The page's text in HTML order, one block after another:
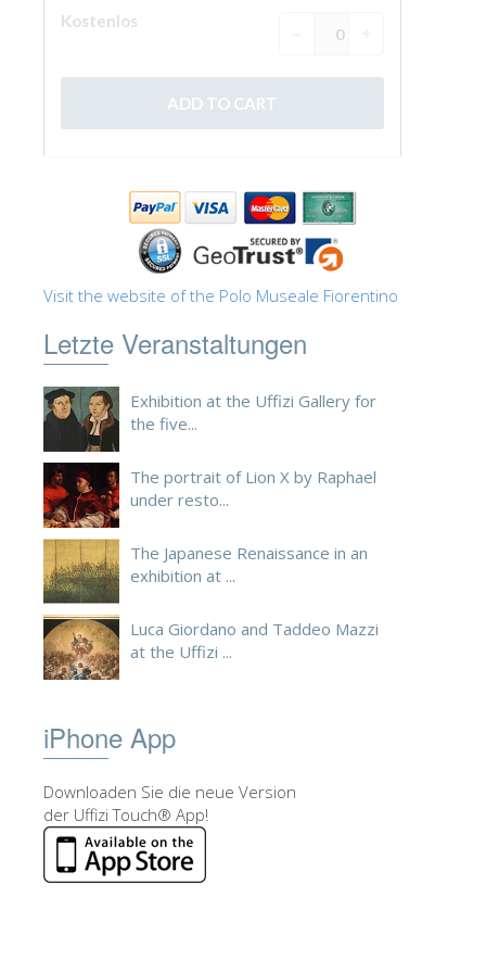
Visit the website of the Polo Museale Fiorentino
Letzte Veranstaltungen
Exhibition at the Uffizi Gallery for
the five...
The portrait of Lion X by Raphael
under resto...
The Japanese Renaissance in an
exhibition at ...
Luca Giordano and Taddeo Mazzi
at the Uffizi ...
iPhone App
Downloaden Sie die neue Version
der Uffizi Touch® App!